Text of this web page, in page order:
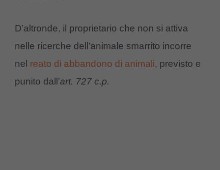
D’altronde, il proprietario che non si attiva
nelle ricerche dell’animale smarrito incorre
nel reato di abbandono di animali, previsto e
punito dall’art. 727 c.p.